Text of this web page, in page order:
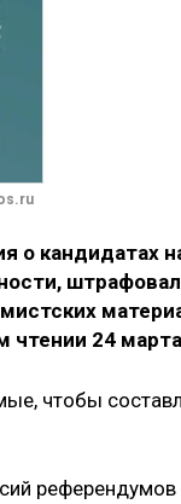
о кандидатах
чтении 24
чтобы
референдумов